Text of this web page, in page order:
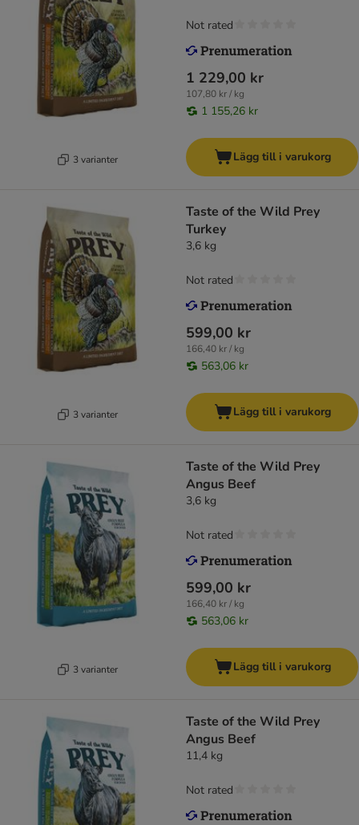
3 varianter
1 229,00 kr
107,80 kr / kg
1 155,26 kr
Not rated
Lägg till i varukorg
3 varianter
Taste of the Wild Prey
Turkey
3,6 kg
599,00 kr
166,40 kr / kg
563,06 kr
Not rated
Lägg till i varukorg
3 varianter
Taste of the Wild Prey
Angus Beef
3,6 kg
599,00 kr
166,40 kr / kg
563,06 kr
Not rated
Lägg till i varukorg
Taste of the Wild Prey
Angus Beef
11,4 kg
Not rated